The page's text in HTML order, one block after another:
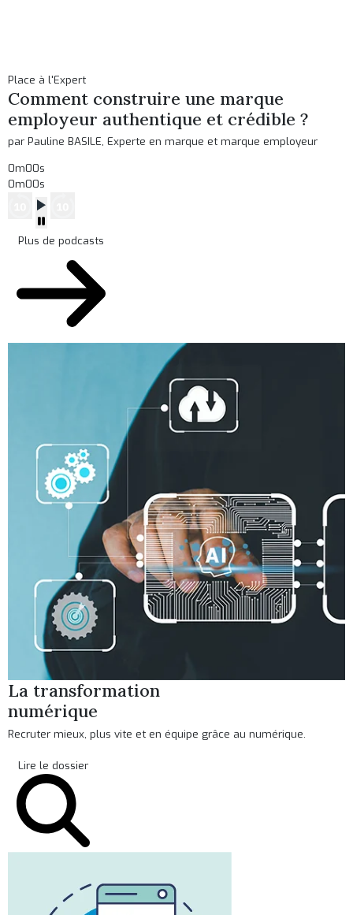
Place à l'Expert
Comment construire une marque
employeur authentique et crédible ?
par Pauline BASILE, Experte en marque et marque employeur
0m00s
0m00s
Plus de podcasts
La transformation
numérique
Recruter mieux, plus vite et en équipe grâce au numérique.
Lire le dossier